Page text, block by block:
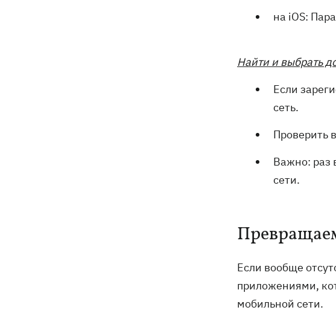
на iOS:
Найти и выбрать
Если
сеть.
Проверить
Важно: раз
сети.
Если вообще
приложениями,
мобильной сети.